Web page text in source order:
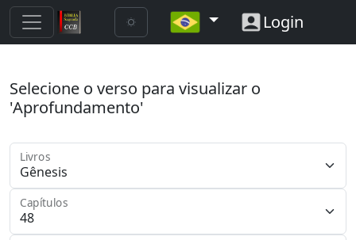
Login
Selecione o verso para visualizar o
'Aprofundamento'
Livros
Capítulos